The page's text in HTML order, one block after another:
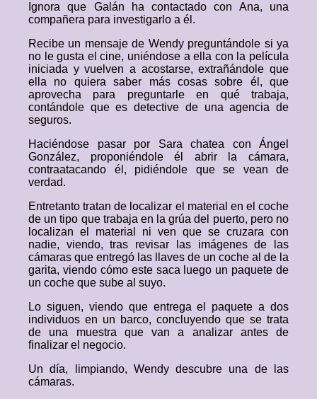
Ignora que Galán ha contactado con Ana, una
compañera para investigarlo a él.
Recibe un mensaje de Wendy preguntándole si ya
no le gusta el cine, uniéndose a ella con la película
iniciada y vuelven a acostarse, extrañándole que
ella no quiera saber más cosas sobre él, que
aprovecha para preguntarle en qué trabaja,
contándole que es detective de una agencia de
seguros.
Haciéndose pasar por Sara chatea con Ángel
González, proponiéndole él abrir la cámara,
contraatacando él, pidiéndole que se vean de
verdad.
Entretanto tratan de localizar el material en el coche
de un tipo que trabaja en la grúa del puerto, pero no
localizan el material ni ven que se cruzara con
nadie, viendo, tras revisar las imágenes de las
cámaras que entregó las llaves de un coche al de la
garita, viendo cómo este saca luego un paquete de
un coche que sube al suyo.
Lo siguen, viendo que entrega el paquete a dos
individuos en un barco, concluyendo que se trata
de una muestra que van a analizar antes de
finalizar el negocio.
Un día, limpiando, Wendy descubre una de las
cámaras.